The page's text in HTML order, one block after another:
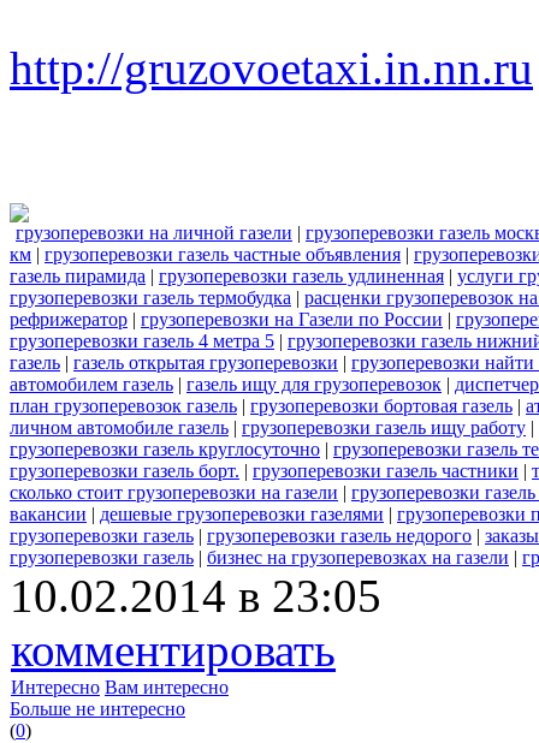
http://gruzovoetaxi.in.nn.ru
грузоперевозки на личной газели | грузоперевозки газель
км | грузоперевозки газель частные объявления |
газель пирамида | грузоперевозки газель удлиненная | услуги
грузоперевозки газель термобудка | расценки грузоперевозок
рефрижератор | грузоперевозки на Газели по России |
грузоперевозки газель 4 метра 5 | грузоперевозки газель
газель | газель открытая грузоперевозки | грузоперевозки найти
автомобилем газель | газель ищу для грузоперевозок |
план грузоперевозок газель | грузоперевозки бортовая газель |
личном автомобиле газель | грузоперевозки газель ищу работу |
грузоперевозки газель круглосуточно | грузоперевозки газель
грузоперевозки газель борт. | грузоперевозки газель частники |
сколько стоит грузоперевозки на газели | грузоперевозки
вакансии | дешевые грузоперевозки газелями | грузоперевозки
грузоперевозки газель | грузоперевозки газель недорого |
грузоперевозки газель | бизнес на грузоперевозках на газели |
10.02.2014 в 23:05
комментировать
Интересно Вам интересно
Больше не интересно
(0)